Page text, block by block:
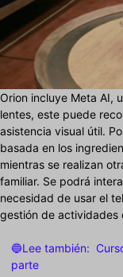
Orion incluye Meta AI,
lentes, este puede
asistencia visual útil.
basada en los
mientras se realizan
familiar. Se podrá
necesidad de usar el
gestión de actividades
🔵Lee también:
parte